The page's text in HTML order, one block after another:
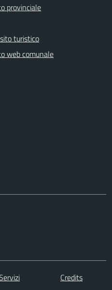
provinciale
turistico
web comunale
Credits